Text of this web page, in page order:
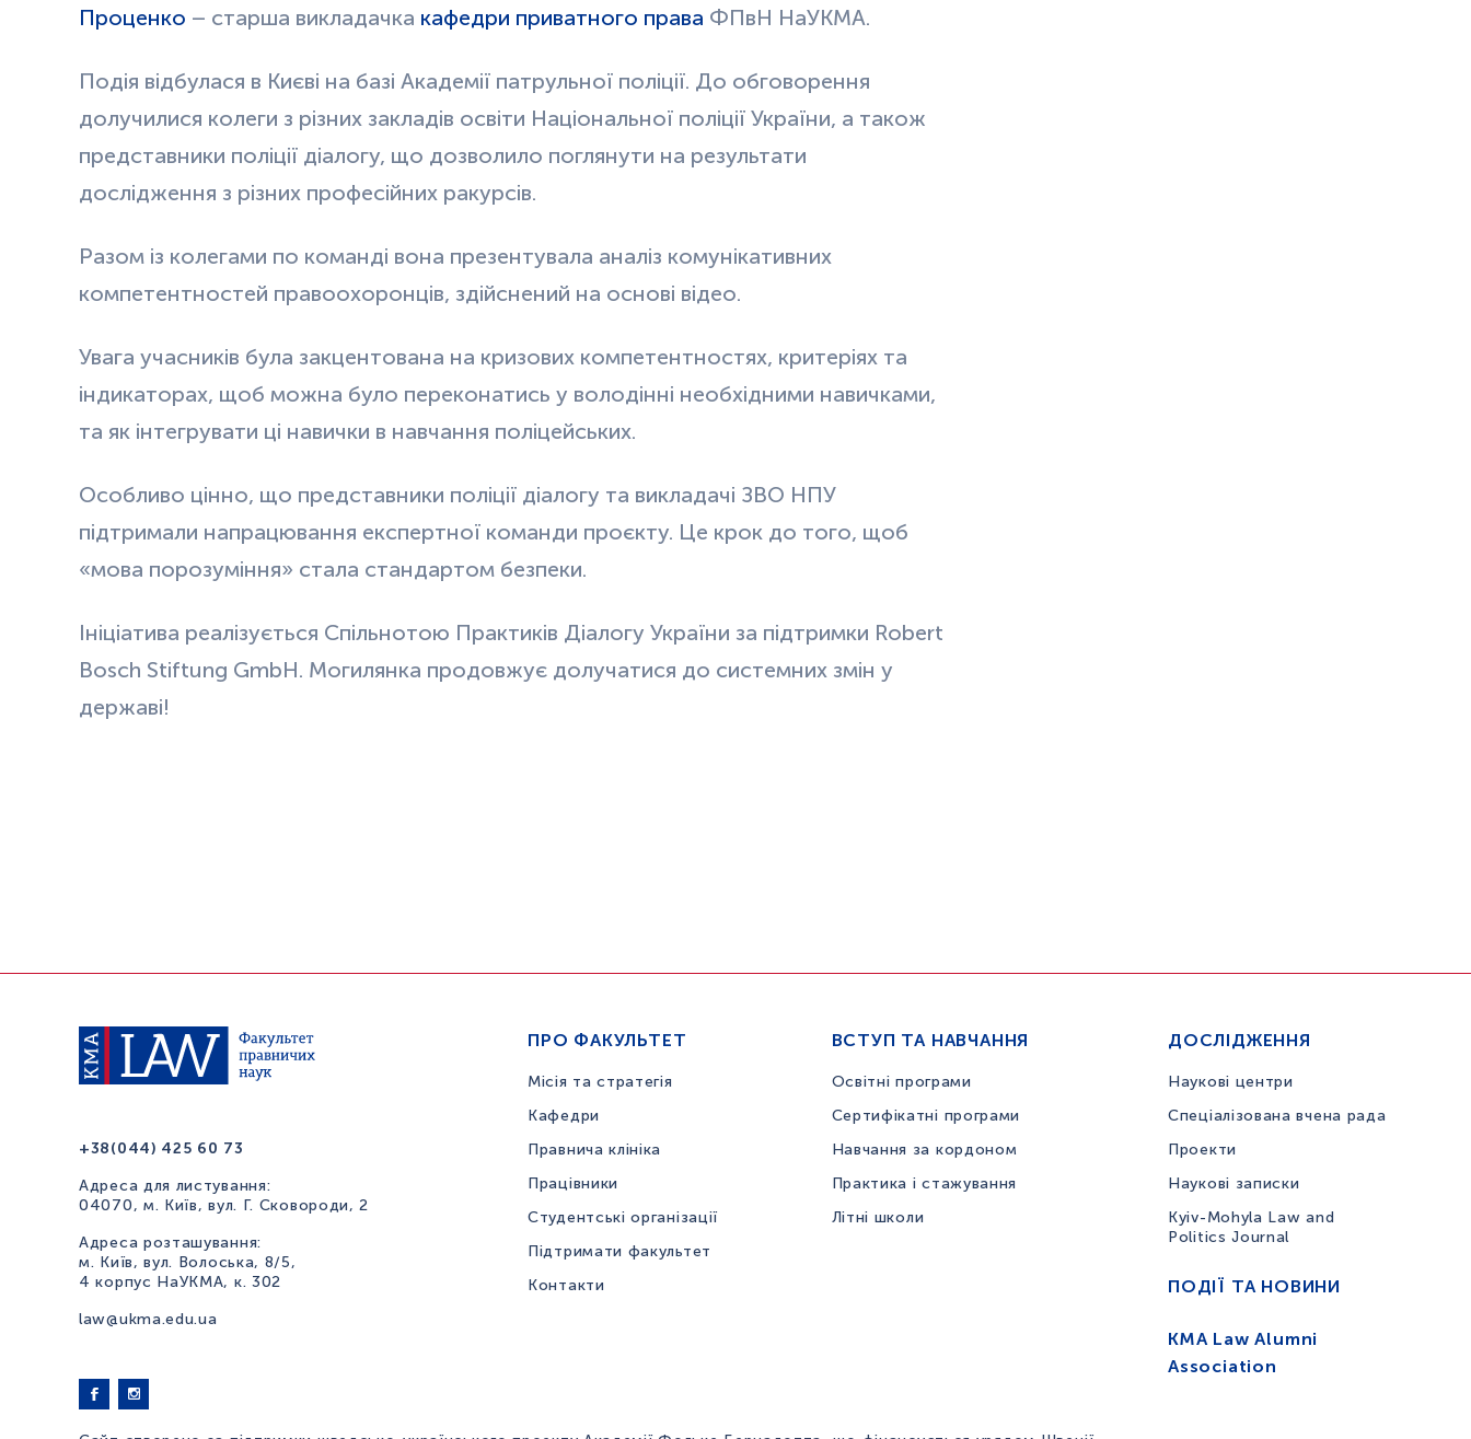
Проценко – старша викладачка кафедри приватного права ФПвН НаУКМА.
Подія відбулася в Києві на базі Академії патрульної поліції. До обговорення
долучилися колеги з різних закладів освіти Національної поліції України, а також
представники поліції діалогу, що дозволило поглянути на результати
дослідження з різних професійних ракурсів.
Разом із колегами по команді вона презентувала аналіз комунікативних
компетентностей правоохоронців, здійснений на основі відео.
Увага учасників була закцентована на кризових компетентностях, критеріях та
індикаторах, щоб можна було переконатись у володінні необхідними навичками,
та як інтегрувати ці навички в навчання поліцейських.
Особливо цінно, що представники поліції діалогу та викладачі ЗВО НПУ
підтримали напрацювання експертної команди проєкту. Це крок до того, щоб
«мова порозуміння» стала стандартом безпеки.
Ініціатива реалізується Спільнотою Практиків Діалогу України за підтримки Robert
Bosch Stiftung GmbH. Могилянка продовжує долучатися до системних змін у
державі!
+38(044) 425 60 73
Адреса для листування:
04070, м. Київ, вул. Г. Сковороди, 2
Адреса розташування:
м. Київ, вул. Волоська, 8/5,
4 корпус НаУКМА, к. 302
law@ukma.edu.ua
ПРО ФАКУЛЬТЕТ
Місія та стратегія
Кафедри
Правнича клініка
Працівники
Студентські організації
Підтримати факультет
Контакти
ВСТУП ТА НАВЧАННЯ
Освітні програми
Сертифікатні програми
Навчання за кордоном
Практика і стажування
Літні школи
ДОСЛІДЖЕННЯ
Наукові центри
Спеціалізована вчена рада
Проекти
Наукові записки
Kyiv-Mohyla Law and
Politics Journal
ПОДІЇ ТА НОВИНИ
KMA Law Alumni
Association